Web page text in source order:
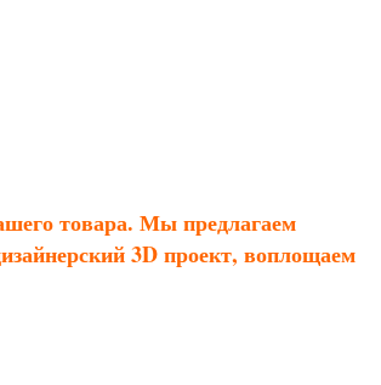
товара. Мы предлагаем
3D проект, воплощаем